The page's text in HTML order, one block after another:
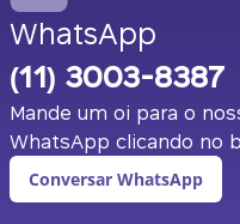
WhatsApp
(11) 3003-8387
Mande um oi para o
WhatsApp clicando no
Conversar WhatsApp